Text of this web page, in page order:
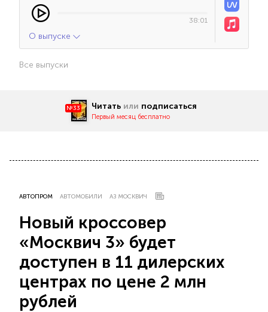
38:01
О выпуске
Все выпуски
№33 Читать или подписаться
Первый месяц бесплатно
АВТОПРОМ АВТОМОБИЛИ АЗ МОСКВИЧ
Новый кроссовер
«Москвич 3» будет
доступен в 11 дилерских
центрах по цене 2 млн
рублей